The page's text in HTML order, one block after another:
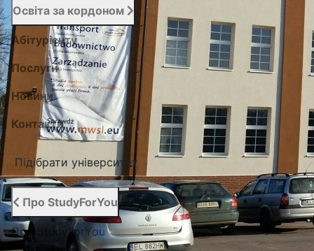
Освіта за кордоном
Абітурієнту
Послуги
Новини
Контакти
Підібрати університет
Про StudyForYou
Про StudyForYou